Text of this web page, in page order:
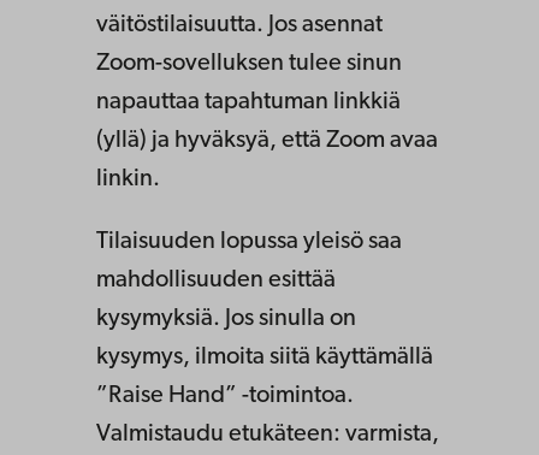
väitöstilaisuutta. Jos asennat
Zoom-sovelluksen tulee sinun
napauttaa tapahtuman linkkiä
(yllä) ja hyväksyä, että Zoom avaa
linkin.
Tilaisuuden lopussa yleisö saa
mahdollisuuden esittää
kysymyksiä. Jos sinulla on
kysymys, ilmoita siitä käyttämällä
”Raise Hand” -toimintoa.
Valmistaudu etukäteen: varmista,